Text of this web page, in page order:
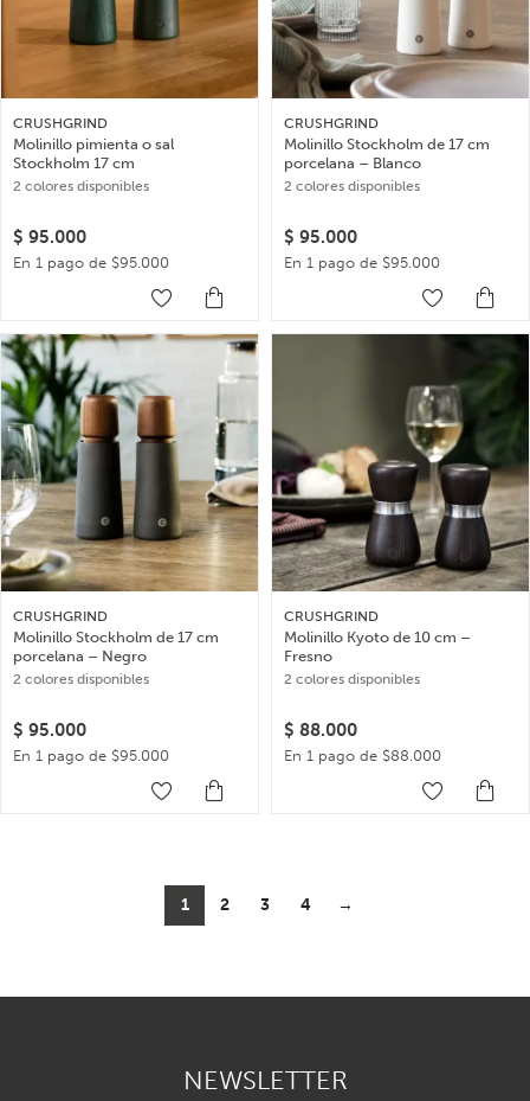
CRUSHGRIND
Molinillo pimienta o sal
Stockholm 17 cm
2 colores disponibles
$ 95.000
En 1 pago de $95.000
CRUSHGRIND
Molinillo Stockholm de 17 cm
porcelana – Blanco
2 colores disponibles
$ 95.000
En 1 pago de $95.000
CRUSHGRIND
Molinillo Stockholm de 17 cm
porcelana – Negro
2 colores disponibles
$ 95.000
En 1 pago de $95.000
CRUSHGRIND
Molinillo Kyoto de 10 cm –
Fresno
2 colores disponibles
$ 88.000
En 1 pago de $88.000
1 2 3 4 →
NEWSLETTER